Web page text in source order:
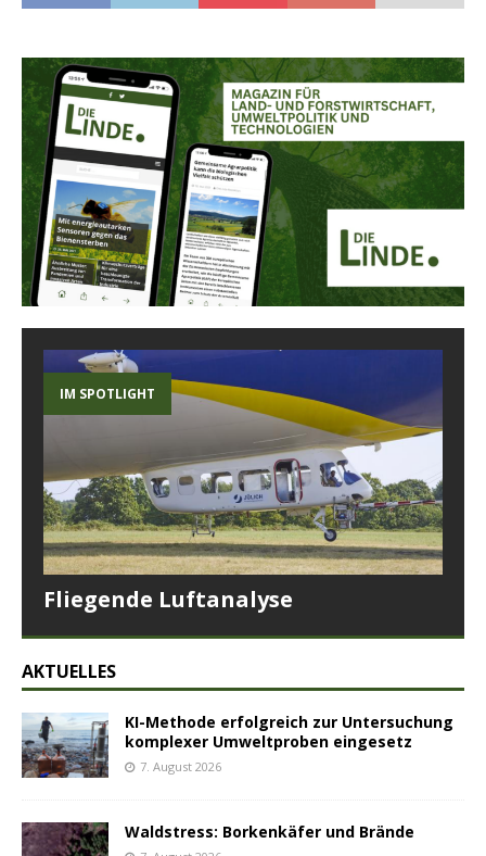
IM SPOTLIGHT
Fliegende Luftanalyse
AKTUELLES
KI-Methode erfolgreich zur Untersuchung
komplexer Umweltproben eingesetz
7. August 2026
Waldstress: Borkenkäfer und Brände